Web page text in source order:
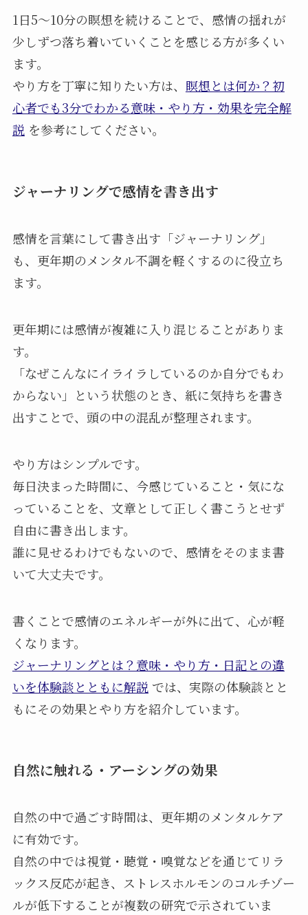
1日5〜10分の瞑想を続けることで、感情の揺れが
少しずつ落ち着いていくことを感じる方が多くい
ます。
やり方を丁寧に知りたい方は、 瞑想とは何か？初
心者でも3分でわかる意味・やり方・効果を完全解
説を参考にしてください。
ジャーナリングで感情を書き出す
感情を言葉にして書き出す「ジャーナリング」
も、更年期のメンタル不調を軽くするのに役立ち
ます。
更年期には感情が複雑に入り混じることがありま
す。
「なぜこんなにイライラしているのか自分でもわ
からない」という状態のとき、紙に気持ちを書き
出すことで、頭の中の混乱が整理されます。
やり方はシンプルです。
毎日決まった時間に、今感じていること・気にな
っていることを、文章として正しく書こうとせず
自由に書き出します。
誰に見せるわけでもないので、感情をそのまま書
いて大丈夫です。
書くことで感情のエネルギーが外に出て、心が軽
くなります。
ジャーナリングとは？意味・やり方・日記との違
いを体験談とともに解説では、実際の体験談とと
もにその効果とやり方を紹介しています。
自然に触れる・アーシングの効果
自然の中で過ごす時間は、更年期のメンタルケア
に有効です。
自然の中では視覚・聴覚・嗅覚などを通じてリラ
ックス反応が起き、ストレスホルモンのコルチゾー
ルが低下することが複数の研究で示されていま